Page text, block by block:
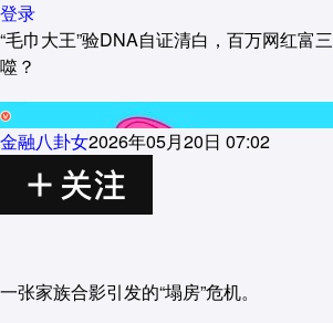
登录
“毛巾大王”验DNA自证清白，百万网红富
噬？
金融八卦女2026年05月20日 07:02
一张家族合影引发的“塌房”危机。